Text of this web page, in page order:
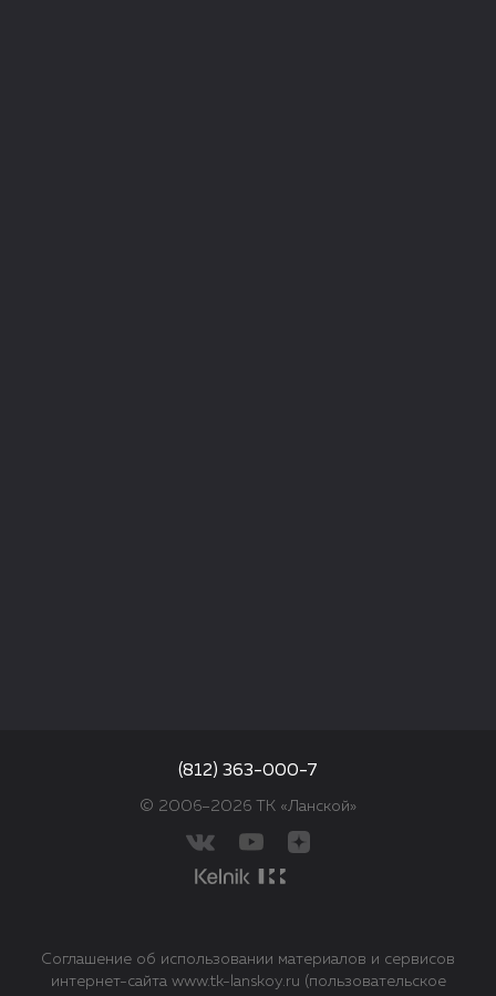
© 2006–2026 ТК «Ланской»
(812) 363-000-7
Соглашение об использовании материалов и сервисов
интернет-сайта www.tk-lanskoy.ru (пользовательское